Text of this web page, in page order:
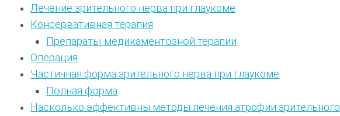
Лечение зрительного нерва при глаукоме
Консервативная терапия
Препараты медикаментозной терапии
Операция
Частичная форма зрительного нерва при глаукоме
Полная форма
Насколько эффективны методы лечения атрофии зрительного